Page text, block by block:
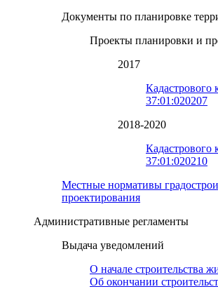
Документы по планировке
Проекты планировки и
2017
Кадастрового
37:01:020207
2018-2020
Кадастрового
37:01:020210
Местные нормативы
проектирования
Административные регламенты
Выдача уведомлений
О начале строительства
Об окончании